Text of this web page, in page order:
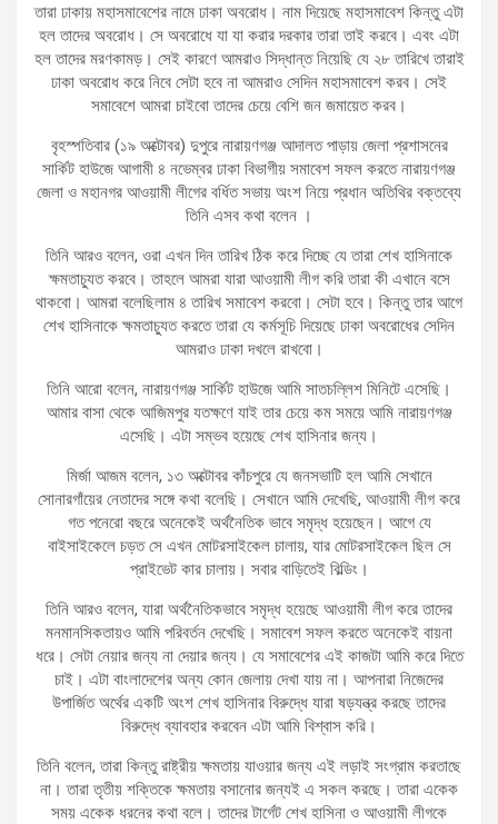
তারা ঢাকায় মহাসমাবেশের নামে ঢাকা অবরোধ। নাম দিয়েছে মহাসমাবেশ কিন্তু এটা
হল তাদের অবরোধ। সে অবরোধে যা যা করার দরকার তারা তাই করবে। এবং এটা
হল তাদের মরণকামড়। সেই কারণে আমরাও সিদ্ধান্ত নিয়েছি যে ২৮ তারিখে তারাই
ঢাকা অবরোধ করে নিবে সেটা হবে না আমরাও সেদিন মহাসমাবেশ করব। সেই
সমাবেশে আমরা চাইবো তাদের চেয়ে বেশি জন জমায়েত করব।
বৃহস্পতিবার (১৯ অক্টোবর) দুপুরে নারায়ণগঞ্জ আদালত পাড়ায় জেলা প্রশাসনের
সার্কিট হাউজে আগামী ৪ নভেম্বর ঢাকা বিভাগীয় সমাবেশ সফল করতে নারায়ণগঞ্জ
জেলা ও মহানগর আওয়ামী লীগের বর্ধিত সভায় অংশ নিয়ে প্রধান অতিথির বক্তব্যে
তিনি এসব কথা বলেন ।
তিনি আরও বলেন, ওরা এখন দিন তারিখ ঠিক করে দিচ্ছে যে তারা শেখ হাসিনাকে
ক্ষমতাচ্যুত করবে। তাহলে আমরা যারা আওয়ামী লীগ করি তারা কী এখানে বসে
থাকবো। আমরা বলেছিলাম ৪ তারিখ সমাবেশ করবো। সেটা হবে। কিন্তু তার আগে
শেখ হাসিনাকে ক্ষমতাচ্যুত করতে তারা যে কর্মসূচি দিয়েছে ঢাকা অবরোধের সেদিন
আমরাও ঢাকা দখলে রাখবো।
তিনি আরো বলেন, নারায়ণগঞ্জ সার্কিট হাউজে আমি সাতচল্লিশ মিনিটে এসেছি।
আমার বাসা থেকে আজিমপুর যতক্ষণে যাই তার চেয়ে কম সময়ে আমি নারায়ণগঞ্জ
এসেছি। এটা সম্ভব হয়েছে শেখ হাসিনার জন্য।
মির্জা আজম বলেন, ১৩ অক্টোবর কাঁচপুরে যে জনসভাটি হল আমি সেখানে
সোনারগাঁয়ের নেতাদের সঙ্গে কথা বলেছি। সেখানে আমি দেখেছি, আওয়ামী লীগ করে
গত পনেরো বছরে অনেকেই অর্থনৈতিক ভাবে সমৃদ্ধ হয়েছেন। আগে যে
বাইসাইকেলে চড়ত সে এখন মোটরসাইকেল চালায়, যার মোটরসাইকেল ছিল সে
প্রাইভেট কার চালায়। সবার বাড়িতেই বিল্ডিং।
তিনি আরও বলেন, যারা অর্থনৈতিকভাবে সমৃদ্ধ হয়েছে আওয়ামী লীগ করে তাদের
মনমানসিকতায়ও আমি পরিবর্তন দেখেছি। সমাবেশ সফল করতে অনেকেই বায়না
ধরে। সেটা নেয়ার জন্য না দেয়ার জন্য। যে সমাবেশের এই কাজটা আমি করে দিতে
চাই। এটা বাংলাদেশের অন্য কোন জেলায় দেখা যায় না। আপনারা নিজেদের
উপার্জিত অর্থের একটি অংশ শেখ হাসিনার বিরুদ্ধে যারা ষড়যন্ত্র করছে তাদের
বিরুদ্ধে ব্যাবহার করবেন এটা আমি বিশ্বাস করি।
তিনি বলেন, তারা কিন্তু রাষ্ট্রীয় ক্ষমতায় যাওয়ার জন্য এই লড়াই সংগ্রাম করতাছে
না। তারা তৃতীয় শক্তিকে ক্ষমতায় বসানোর জন্যই এ সকল করছে। তারা একেক
সময় একেক ধরনের কথা বলে। তাদের টার্গেট শেখ হাসিনা ও আওয়ামী লীগকে